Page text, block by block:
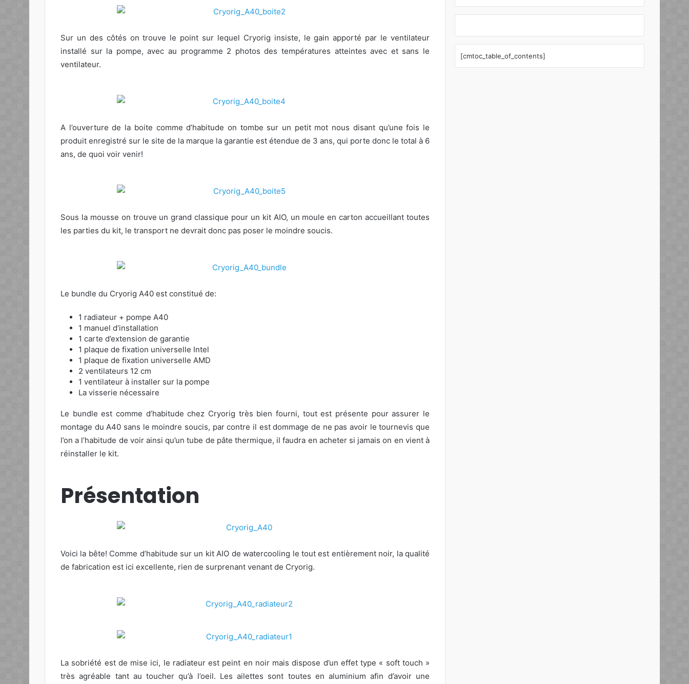
Sur un des côtés on trouve le point sur lequel Cryorig insiste, le gain apporté par le ventilateur
installé sur la pompe, avec au programme 2 photos des températures atteintes avec et sans le
ventilateur.
A l’ouverture de la boite comme d’habitude on tombe sur un petit mot nous disant qu’une fois le
produit enregistré sur le site de la marque la garantie est étendue de 3 ans, qui porte donc le total à 6
ans, de quoi voir venir!
Sous la mousse on trouve un grand classique pour un kit AIO, un moule en carton accueillant toutes
les parties du kit, le transport ne devrait donc pas poser le moindre soucis.
Le bundle du Cryorig A40 est constitué de:
1 radiateur + pompe A40
1 manuel d’installation
1 carte d’extension de garantie
1 plaque de fixation universelle Intel
1 plaque de fixation universelle AMD
2 ventilateurs 12 cm
1 ventilateur à installer sur la pompe
La visserie nécessaire
Le bundle est comme d’habitude chez Cryorig très bien fourni, tout est présente pour assurer le
montage du A40 sans le moindre soucis, par contre il est dommage de ne pas avoir le tournevis que
l’on a l’habitude de voir ainsi qu’un tube de pâte thermique, il faudra en acheter si jamais on en vient à
réinstaller le kit.
Présentation
Voici la bête! Comme d’habitude sur un kit AIO de watercooling le tout est entièrement noir, la qualité
de fabrication est ici excellente, rien de surprenant venant de Cryorig.
La sobriété est de mise ici, le radiateur est peint en noir mais dispose d’un effet type « soft touch »
très agréable tant au toucher qu’à l’oeil. Les ailettes sont toutes en aluminium afin d’avoir une
[cmtoc_table_of_contents]